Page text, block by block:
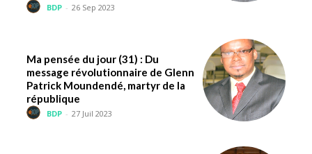
BDP - 26 Sep 2023
Ma pensée du jour (31) : Du
message révolutionnaire de Glenn
Patrick Moundendé, martyr de la
république
BDP - 27 Juil 2023